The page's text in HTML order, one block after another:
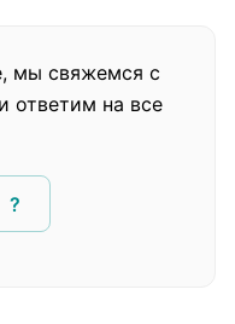
мы свяжемся с
ответим на все
?